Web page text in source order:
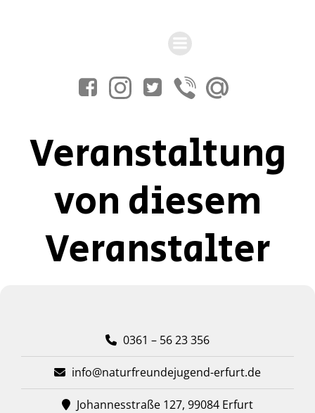
springen
Veranstaltung
von diesem
Veranstalter
0361 – 56 23 356
info@naturfreundejugend-erfurt.de
Johannesstraße 127, 99084 Erfurt